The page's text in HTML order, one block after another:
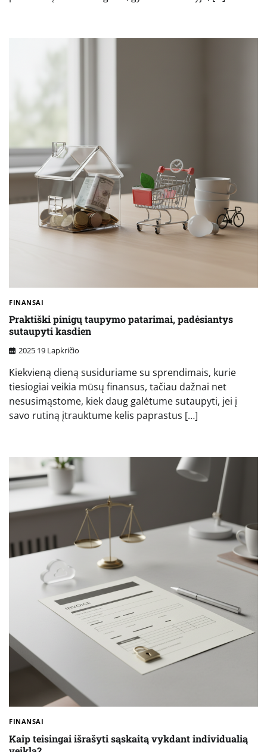
FINANSAI
Praktiški pinigų taupymo patarimai, padėsiantys
sutaupyti kasdien
2025 19 Lapkričio
Kiekvieną dieną susiduriame su sprendimais, kurie
tiesiogiai veikia mūsų finansus, tačiau dažnai net
nesusimąstome, kiek daug galėtume sutaupyti, jei į
savo rutiną įtrauktume kelis paprastus […]
FINANSAI
Kaip teisingai išrašyti sąskaitą vykdant individualią